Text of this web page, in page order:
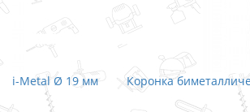
Коронка биметаллическая Makita
/ 40